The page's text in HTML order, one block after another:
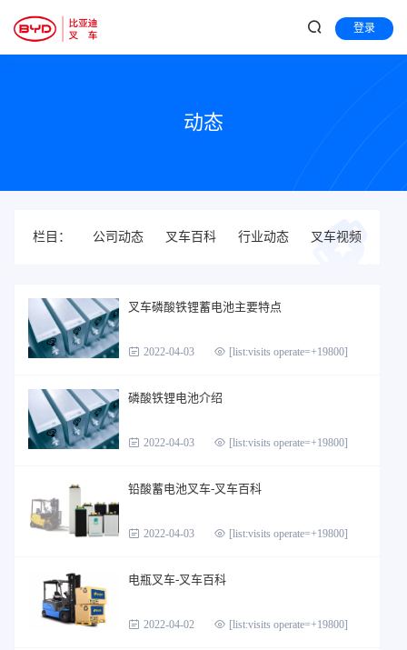
登录
动态
栏目： 公司动态 叉车百科 行业动态 叉车视频
叉车磷酸铁锂蓄电池主要特点
2022-04-03 [list:visits operate=+19800]
磷酸铁锂电池介绍
2022-04-03 [list:visits operate=+19800]
铅酸蓄电池叉车-叉车百科
2022-04-03 [list:visits operate=+19800]
电瓶叉车-叉车百科
2022-04-02 [list:visits operate=+19800]